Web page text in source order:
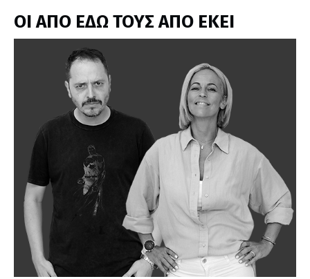
ΟΙ ΑΠΟ ΕΔΩ ΤΟΥΣ ΑΠΟ ΕΚΕΙ